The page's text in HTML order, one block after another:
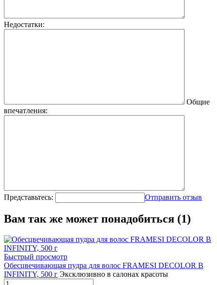
Недостатки:
Общие
впечатления:
Представьтесь: Отправить отзыв
Вам так же может понадобиться (1)
Быстрый просмотр
Обесцвечивающая пудра для волос FRAMESI DECOLOR B
INFINITY, 500 г Эксклюзивно в салонах красоты